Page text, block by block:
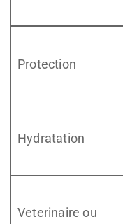
Protection
Hydratation
Veterinaire ou